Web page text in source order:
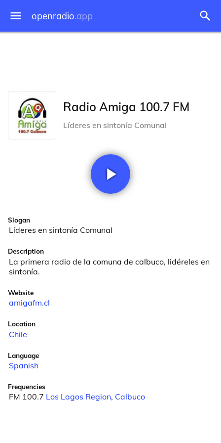
openradio.app
Radio Amiga 100.7 FM
Líderes en sintonía Comunal
Slogan
Líderes en sintonía Comunal
Description
La primera radio de la comuna de calbuco, lidéreles en
sintonía.
Website
amigafm.cl
Location
Chile
Language
Spanish
Frequencies
FM 100.7 Los Lagos Region, Calbuco